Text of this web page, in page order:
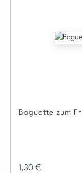
Baguette zum
Regulärer Preis:
1,30 €